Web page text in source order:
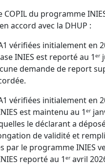
COPIL du programme
accord avec la DHUP :
vérifiées initialement en
INIES est reporté au 1ᵉʳ
demande de report
vérifiées initialement en
est maintenu au 1ᵉʳ
le déclarant a
de validité et
par le programme INIES
reporté au 1ᵉʳ avril